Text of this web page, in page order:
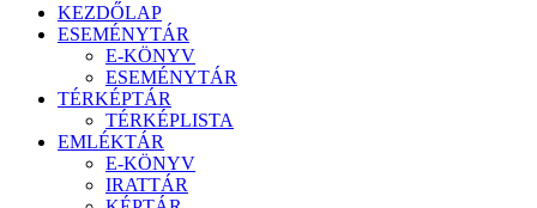
KEZDŐLAP
ESEMÉNYTÁR
E-KÖNYV
ESEMÉNYTÁR
TÉRKÉPTÁR
TÉRKÉPLISTA
EMLÉKTÁR
E-KÖNYV
IRATTÁR